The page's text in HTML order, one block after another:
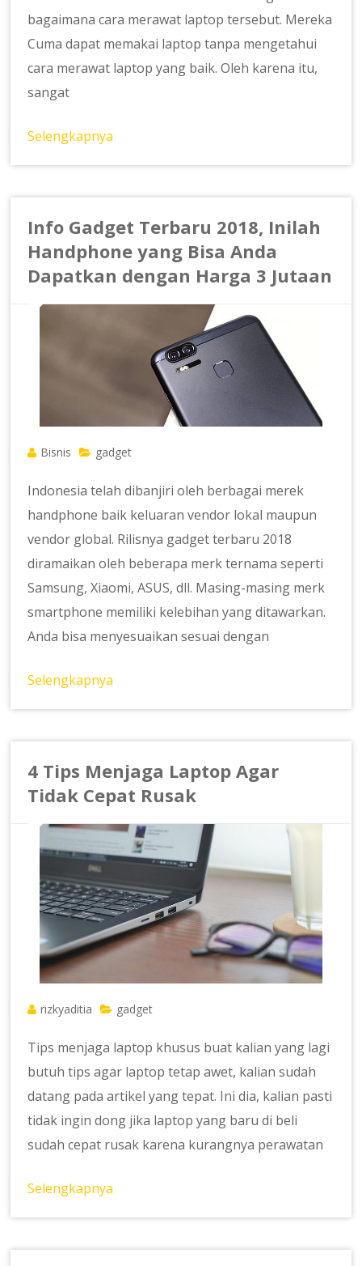
bagaimana cara merawat laptop tersebut. Mereka
Cuma dapat memakai laptop tanpa mengetahui
cara merawat laptop yang baik. Oleh karena itu,
sangat
Selengkapnya
Info Gadget Terbaru 2018, Inilah
Handphone yang Bisa Anda
Dapatkan dengan Harga 3 Jutaan
Bisnis gadget
Indonesia telah dibanjiri oleh berbagai merek
handphone baik keluaran vendor lokal maupun
vendor global. Rilisnya gadget terbaru 2018
diramaikan oleh beberapa merk ternama seperti
Samsung, Xiaomi, ASUS, dll. Masing-masing merk
smartphone memiliki kelebihan yang ditawarkan.
Anda bisa menyesuaikan sesuai dengan
Selengkapnya
4 Tips Menjaga Laptop Agar
Tidak Cepat Rusak
rizkyaditia gadget
Tips menjaga laptop khusus buat kalian yang lagi
butuh tips agar laptop tetap awet, kalian sudah
datang pada artikel yang tepat. Ini dia, kalian pasti
tidak ingin dong jika laptop yang baru di beli
sudah cepat rusak karena kurangnya perawatan
Selengkapnya